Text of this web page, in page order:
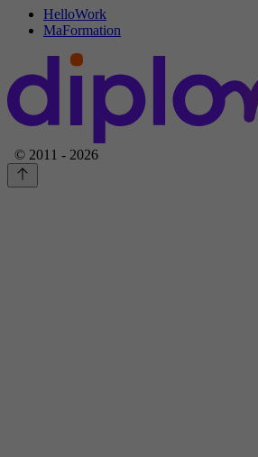
HelloWork
MaFormation
© 2011 - 2026